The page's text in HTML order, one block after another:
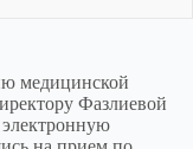
службы
медицинской
Фазлиевой